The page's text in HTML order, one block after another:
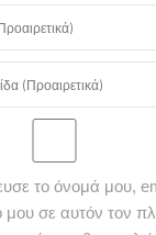
το όνομά μου,
μου σε αυτόν τον